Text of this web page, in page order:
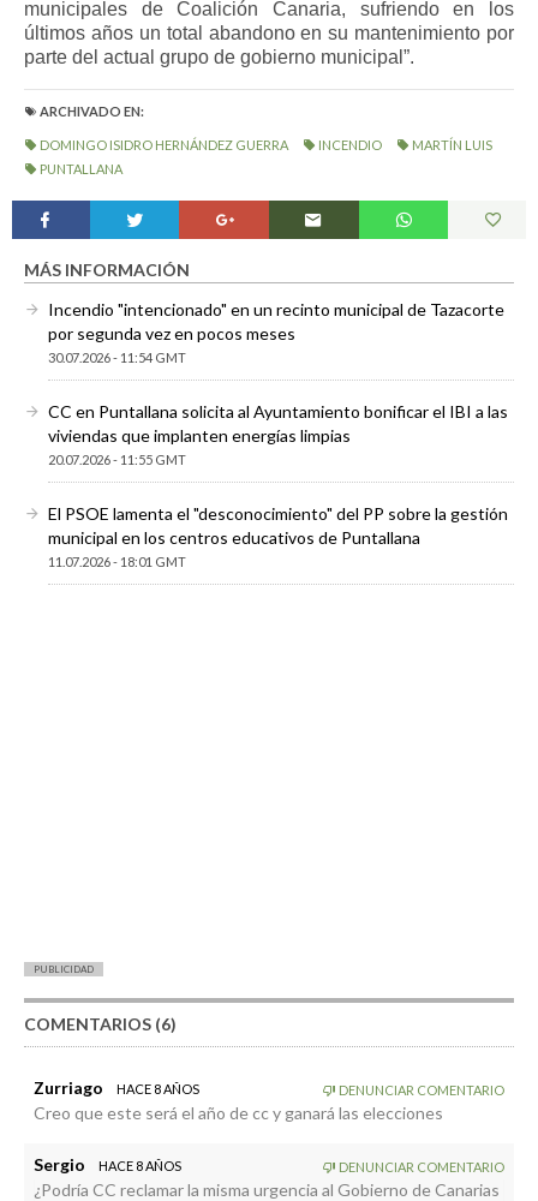
municipales de Coalición Canaria, sufriendo en los
últimos años un total abandono en su mantenimiento por
parte del actual grupo de gobierno municipal”.
ARCHIVADO EN:
DOMINGO ISIDRO HERNÁNDEZ GUERRA INCENDIO
MARTÍN LUIS
PUNTALLANA
MÁS INFORMACIÓN
Incendio "intencionado" en un recinto municipal de Tazacorte
por segunda vez en pocos meses
30.07.2026 - 11:54 GMT
CC en Puntallana solicita al Ayuntamiento bonificar el IBI a las
viviendas que implanten energías limpias
20.07.2026 - 11:55 GMT
El PSOE lamenta el "desconocimiento" del PP sobre la gestión
municipal en los centros educativos de Puntallana
11.07.2026 - 18:01 GMT
PUBLICIDAD
COMENTARIOS (6)
Zurriago HACE 8 AÑOS DENUNCIAR COMENTARIO
Creo que este será el año de cc y ganará las elecciones
Sergio HACE 8 AÑOS DENUNCIAR COMENTARIO
¿Podría CC reclamar la misma urgencia al Gobierno de Canarias